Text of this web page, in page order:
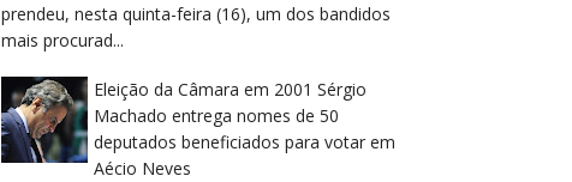
prendeu, nesta quinta-feira (16), um dos bandidos
mais procurad...
Eleição da Câmara em 2001 Sérgio
Machado entrega nomes de 50
deputados beneficiados para votar em
Aécio Neves